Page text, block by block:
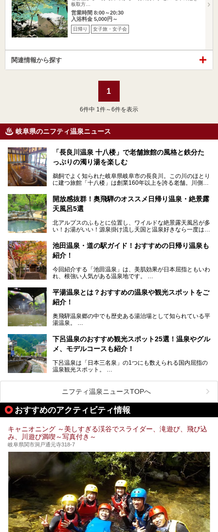
板取方…
営業時間 8:00～20:30
入浴料金 5,000円～
日帰り 女子旅・女子会
関連情報から探す
1
6件中 1件～6件を表示
岐阜県のニフティ温泉ニュース
「長良川温泉 十八楼」で老舗旅館の風格と鉄分た
っぷりの濁り湯を楽しむ
鵜飼でよく知られた岐阜県岐阜市の長良川。この川のほとり
に建つ旅館「十八楼」は創業160年以上を誇る老舗。川側の
濁り湯で、地産地消にこだわった食事も定評があります。
そして大浴場は日帰り入浴もできるんですよ。泊まりでも日
岐阜の手仕事に触れる旅とともに楽しんでみてはいかがでし
ょう！
───
提供元：岐阜県【PR】
この記事は岐阜県のPR記事です。
開放感抜群！奥飛騨のオススメ日帰り温泉・絶景露
天風呂5選
北アルプスのふもとに位置し、ワイルドな絶景露天風呂が多
い！お湯がいい！源泉掛け流し天国と温泉好きなら一度は行
「平湯温泉」「福地温泉」「新平湯温泉」「栃尾温泉」「新
穂高温泉」と5つの温泉地を総称して奥飛騨温泉郷と呼びま
風呂を5ヶ所ご紹介したいと思います。いずれも素晴らしい
温泉ですよ！
池田温泉・道の駅ガイド！おすすめの日帰り温泉も
紹介！
今回紹介する「池田温泉」は、美肌効果が日本屈指ともいわ
れ、根強い人気がある温泉地です。
温泉旅として利用することができます。
池田温泉には道の駅があるなど、温泉、観光、買い物と、さ
そんな池田温泉の魅力を詳しく紹介していきます！
平湯温泉とは？おすすめの温泉や観光スポットをご
紹介！
奥飛騨温泉郷の中でも歴史ある湯治場として知られている平
湯温泉。
らの利用客も増え、ますます賑わいを見せています。そこで
今回は、平湯温泉の観光スポットとおすすめの温泉施設を紹
介します。気になる温泉をぜひチェックしてみてください。
下呂温泉のおすすめ観光スポット25選！温泉やグル
メ、モデルコースも紹介！
下呂温泉は「日本三名泉」の1つにも数えられる国内屈指の
温泉観光スポット。
のグルメを楽しんだり、周辺にある名所にも足を伸ばしたり
したいもの。
本記事では、下呂温泉エリアにあるおすすめの観光スポット
をご紹介するとともに散策する際のモデルコースもご提案。
下呂温泉観光をたっぷりとガイドします！
ニフティ温泉ニュースTOPへ
おすすめのアクティビティ情報
キャニオニング ～美しすぎる渓谷でスライダー、滝遊び、飛び込
み、川遊び満喫～写真付き～
岐阜県関市洞戸通元寺318-7